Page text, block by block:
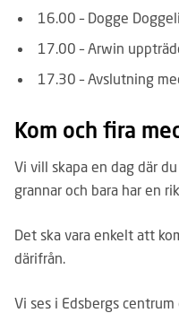
16.00 – Dogge
17.00 – Arwin
17.30 – Avslutning
Kom och fira
Vi vill skapa en dag där
grannar och bara har en
Det ska vara enkelt att
därifrån.
Vi ses i Edsbergs